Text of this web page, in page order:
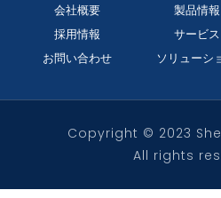
会社概要
採用情報
お問い合わせ
製品情報
サービス
ソリューシ
Copyright © 2023
All rights